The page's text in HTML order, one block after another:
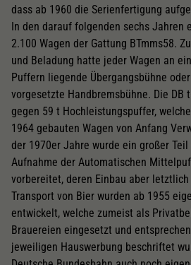
dass ab 1960 die Serienfertigung
In den darauf folgenden sechs Jahren
2.100 Wagen der Gattung BTmms58.
und Beladung hatte jeder Wagen an
Puffern liegende Übergangsbühne
vorgesetzte Handbremsbühne. Die
gegen 59 t Hochleistungspuffer,
1964 gebauten Wagen von Anfang
der 1970er Jahre wurde ein großer
Aufnahme der Automatischen
vorbereitet, deren Einbau aber
Transport von Bier wurden ab 1955
entwickelt, welche zumeist als
Brauereien eingesetzt und
jeweiligen Hauswerbung beschriftet